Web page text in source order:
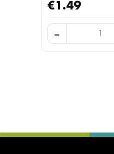
€1.49